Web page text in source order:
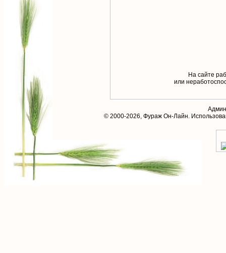
На сайте
или
© 2000-2026, Фураж Он-Лайн.